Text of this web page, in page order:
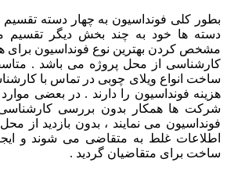
بطور کلی فونداسیون به چهار دسته
دسته ها خود به چند بخش دیگر تقسیم
مشخص کردن بهترین نوع فونداسیون برای
کارشناسی از محل پروژه می باشد .
ساخت انواع ویلای چوبی در تماس با
هزینه فونداسیون را دارند . در بعضی
شرکت ها همکار بدون بررسی کارشناسی
فونداسیون می نمایند ، بدون بازدید از
اطلاعات غلط به متقاضی می شوند و
ساخت برای متقاضیان گردید .